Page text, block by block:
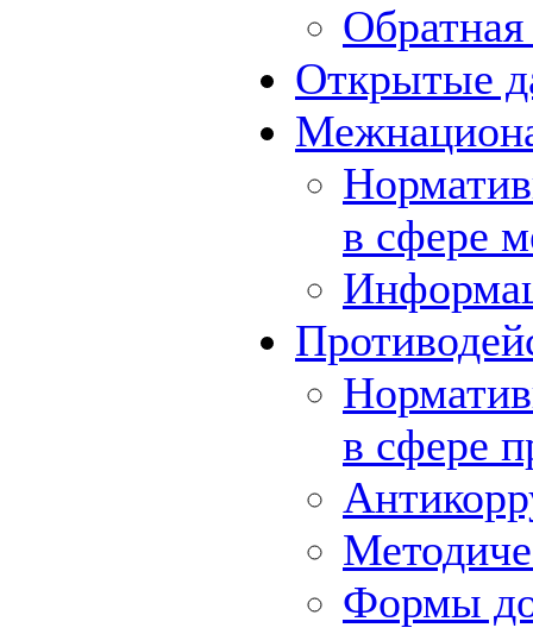
Обратная
Открытые
в сфере
в сфере
Формы